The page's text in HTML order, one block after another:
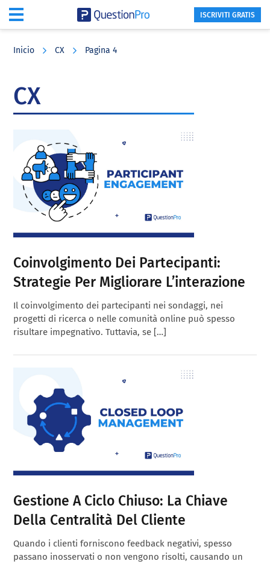
ISCRIVITI GRATIS
Inicio CX Pagina 4
CX
Coinvolgimento Dei Partecipanti:
Strategie Per Migliorare L’interazione
Il coinvolgimento dei partecipanti nei sondaggi, nei
progetti di ricerca o nelle comunità online può spesso
risultare impegnativo. Tuttavia, se […]
Gestione A Ciclo Chiuso: La Chiave
Della Centralità Del Cliente
Quando i clienti forniscono feedback negativi, spesso
passano inosservati o non vengono risolti, causando un